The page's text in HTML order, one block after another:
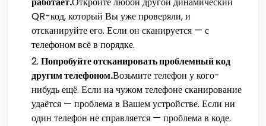
QR-код, который Вы уже проверяли, и
отсканируйте его. Если он сканируется — с
телефоном всё в порядке.
Попробуйте отсканировать проблемный код
другим телефоном.Возьмите телефон у кого-
нибудь ещё. Если на чужом телефоне сканирование
удаётся — проблема в Вашем устройстве. Если ни
один телефон не справляется — проблема в коде.